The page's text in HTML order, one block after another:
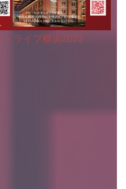
ライブ横浜2023